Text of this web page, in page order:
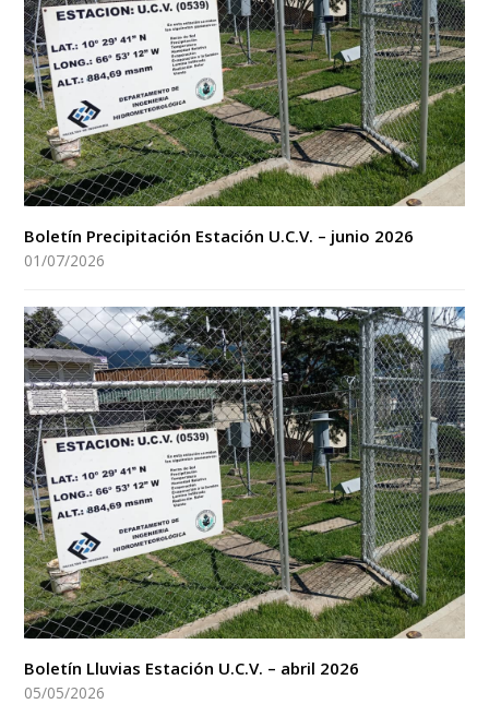
Boletín Precipitación Estación U.C.V. – junio 2026
01/07/2026
Boletín Lluvias Estación U.C.V. – abril 2026
05/05/2026